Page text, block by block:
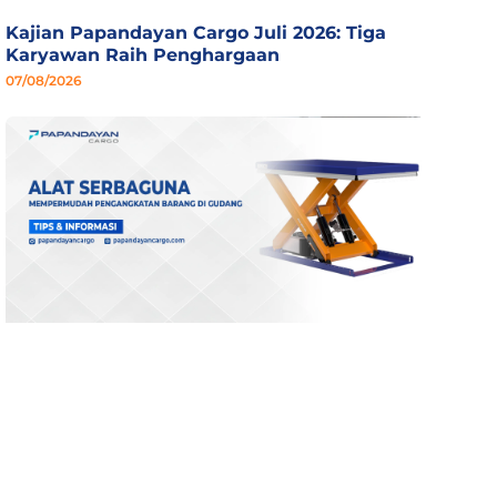
Kajian Papandayan Cargo Juli 2026: Tiga
Karyawan Raih Penghargaan
07/08/2026